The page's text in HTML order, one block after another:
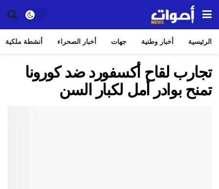
الرئيسية أخبار وطنية جهات أخبار الصحراء أنشطة ملكية
تجارب لقاح أكسفورد ضد كورونا
تمنح بوادر أمل لكبار السن